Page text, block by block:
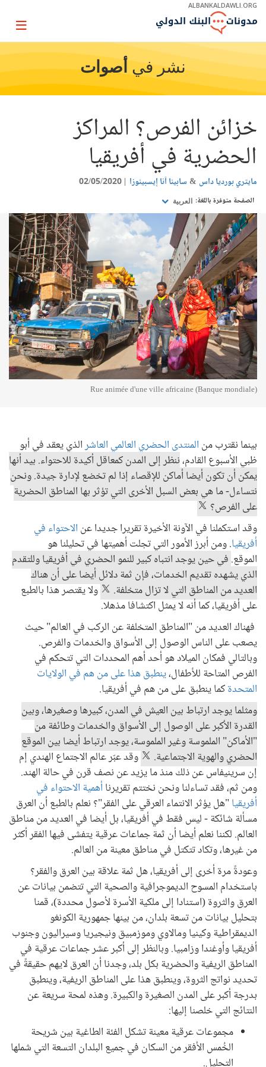
Skip
Main
ALBANKALDAWLI.ORG
Page
نشر في أصوات
خزائن الفرص؟ المراكز
الحضرية في أفريقيا
مايتري بورديا داس سابينا آنا إيسبينوزا 02/05/2020
الصفحة متوفرة باللغة: العربية
Rue animée d'une ville africaine (Banque mondiale)
بينما نقترب من المنتدى الحضري العالمي العاشرالذي يعقد في أبو
ظبي الأسبوع القادم،ننظر إلى المدن كمعاقل أكيدة للاحتواء. بيد أنها
يمكن أن تكون أيضا أماكن للإقصاء إذا لم تخضع لإدارة جيدة. ونحن
نتساءل- ما هي بعض السبل الأخرى التي تؤثر بها المناطق الحضرية
على الفرص؟
وقد استكملنا في الآونة الأخيرة تقريرا جديدا عن الاحتواء في
أفريقيا. ومن أبرز الأمور التي تجلت أهميتها في تحليلنا هو
الموقع. في حين يوجد انتباه كبير للنمو الحضري في أفريقيا وللتقدم
الذي يشهده تقديم الخدمات، فإن ثمة دلائل أيضا على أن هناك
العديد من المناطق التي لا تزال متخلفة.
ولا يقتصر هذا بالطبع
على أفريقيا، كما أنه لا يمثل اكتشافا مذهلا.
فهناك العديد من "المناطق المتخلفة عن الركب في العالم" حيث
يصعب على الناس الوصول إلى الأسواق والخدمات والفرص.
وبالتالي فمكان الميلاد هو أحد أهم المحددات التي تتحكم في
الفرص المتاحة للأطفال،ينطبق هذا على من هم في الولايات
المتحدةكما ينطبق على من هم في أفريقيا.
ومثلما يوجد ارتباط بين العيش في المدن، كبيرها وصغيرها، وبين
القدرة الأكبر على الوصول إلى الأسواق والخدمات وطائفة من
"الأماكن" الملموسة وغير الملموسة، يوجد ارتباط أيضا بين الموقع
الحضري والهوية الاجتماعية.
وقد عبّر عالم الاجتماع الهندي إم
إن سرينيفاس عن ذلك منذ ما يزيد عن نصف قرن في حالة الهند.
ومن ثم، فقد تساءلنا ونحن نختتم تقريرنا أهمية الاحتواء في
أفريقيا"هل يؤثر الانتماء العرقي على الفقر"؟ نعلم بالطبع أن العرق
مسألة شائكة - ليس فقط في أفريقيا، بل أيضا في العديد من مناطق
العالم. لكننا نعلم أيضا أن ثمة جماعات عرقية يتفشى فيها الفقر أكثر
من غيرها، وتكاد تتكتل في مناطق معينة من العالم.
وعودةً مرة أخرى إلى أفريقيا، هل ثمة علاقة بين العرق والفقر؟
باستخدام المسوح الديموجرافية والصحية التي تتضمن بيانات عن
العرق والثروة (استنادا إلى ملكية الأسرة لأصول محددة)، قمنا
بتحليل بيانات من تسعة بلدان، من بينها جمهورية الكونغو
الديمقراطية وكينيا ومالاوي وموزمبيق ونيجيريا وسيراليون وجنوب
أفريقيا وأوغندا وزامبيا. وبالنظر إلى أكبر عشر جماعات عرقية في
المناطق الريفية والحضرية بكل بلد، وجدنا أن العرق لايهم حقيقةً في
تحديد نواتج الثروة، وينطبق هذا على المناطق الريفية، وينطبق
بدرجة أكبر على المدن الصغيرة والكبيرة. وهذه لمحة سريعة عن
النتائج التي خلصنا إليها:
مجموعات عرقية معينة تشكل الفئة الطاغية بين شريحة
الخُمس الأفقر من السكان في جميع البلدان التسعة التي شملها
التحليل.